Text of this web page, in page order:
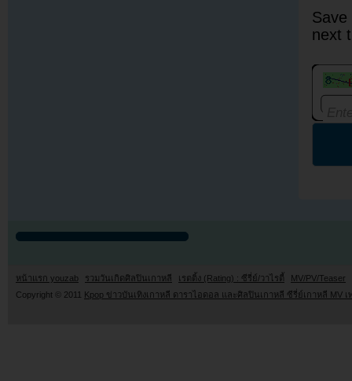
next
หน้าแรก youzab รวมวันเกิดศิลปินเกาหลี เรตติ้ง (Rating) : ซีรี่ย์/วาไรตี้
MV/PV/Teaser
Copyright © 2011 Kpop ข่าวบันเทิงเกาหลี ดาราไอดอล และศิลปินเกาหลี ซีรี่ย์เกาหลี MV